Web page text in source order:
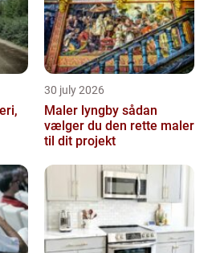
30 july 2026
Maler lyngby sådan
vælger du den rette maler
til dit projekt